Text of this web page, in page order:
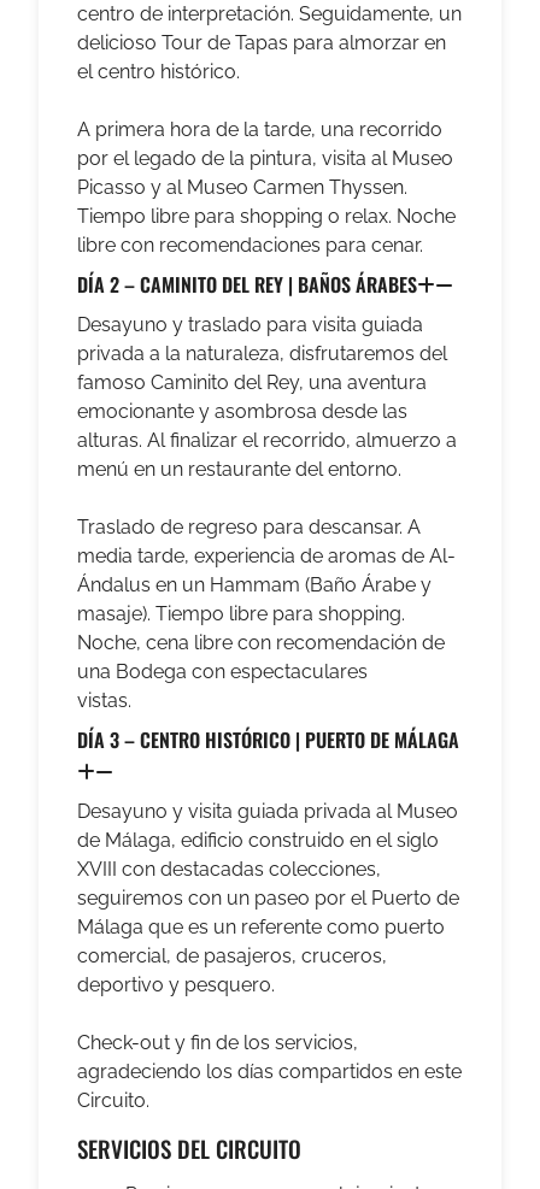
centro de interpretación. Seguidamente, un
delicioso Tour de Tapas para almorzar en
el centro histórico.
A primera hora de la tarde, una recorrido
por el legado de la pintura, visita al Museo
Picasso y al Museo Carmen Thyssen.
Tiempo libre para shopping o relax. Noche
libre con recomendaciones para cenar.
DÍA 2 – CAMINITO DEL REY | BAÑOS ÁRABES
Desayuno y traslado para visita guiada
privada a la naturaleza, disfrutaremos del
famoso Caminito del Rey, una aventura
emocionante y asombrosa desde las
alturas. Al finalizar el recorrido, almuerzo a
menú en un restaurante del entorno.
Traslado de regreso para descansar. A
media tarde, experiencia de aromas de Al-
Ándalus en un Hammam (Baño Árabe y
masaje). Tiempo libre para shopping.
Noche, cena libre con recomendación de
una Bodega con espectaculares
vistas.
DÍA 3 – CENTRO HISTÓRICO | PUERTO DE MÁLAGA
Desayuno y visita guiada privada al Museo
de Málaga, edificio construido en el siglo
XVIII con destacadas colecciones,
seguiremos con un paseo por el Puerto de
Málaga que es un referente como puerto
comercial, de pasajeros, cruceros,
deportivo y pesquero.
Check-out y fin de los servicios,
agradeciendo los días compartidos en este
Circuito.
SERVICIOS DEL CIRCUITO